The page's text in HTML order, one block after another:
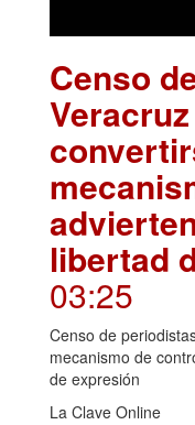
Censo
libertad
03:25
Censo de
mecanismo de
de expresión
La Clave Online